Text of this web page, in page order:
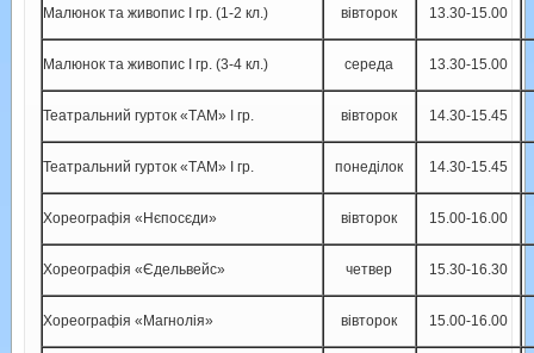
Малюнок та живопис І гр. (1-2 кл.) вівторок 13.30-15.00
Малюнок та живопис І гр. (3-4 кл.) середа 13.30-15.00
Театральний гурток «ТАМ» І гр. вівторок 14.30-15.45
Театральний гурток «ТАМ» І гр. понеділок 14.30-15.45
Хореографія «Нєпосєди» вівторок 15.00-16.00
Хореографія «Єдельвейс» четвер 15.30-16.30
Хореографія «Магнолія» вівторок 15.00-16.00